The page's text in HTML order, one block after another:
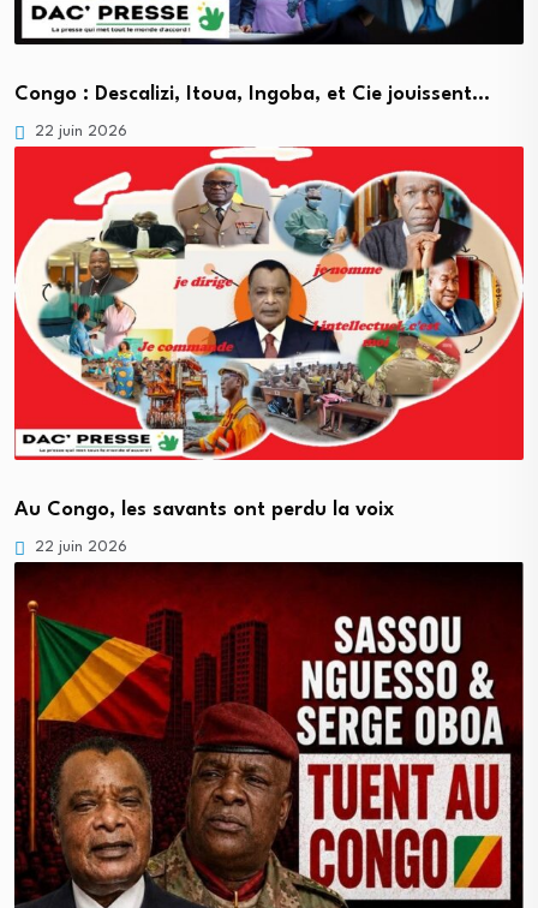
Congo : Descalizi, Itoua, Ingoba, et Cie jouissent…
22 juin 2026
Au Congo, les savants ont perdu la voix
22 juin 2026